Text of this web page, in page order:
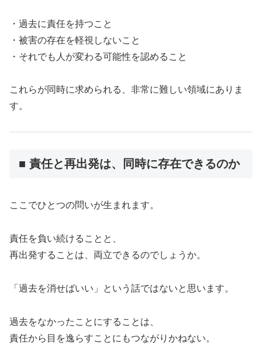
・過去に責任を持つこと
・被害の存在を軽視しないこと
・それでも人が変わる可能性を認めること
これらが同時に求められる、非常に難しい領域にありま
す。
■ 責任と再出発は、同時に存在できるのか
ここでひとつの問いが生まれます。
責任を負い続けることと、
再出発することは、両立できるのでしょうか。
「過去を消せばいい」という話ではないと思います。
過去をなかったことにすることは、
責任から目を逸らすことにもつながりかねない。